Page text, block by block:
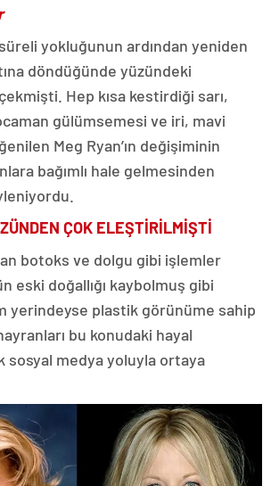
süreli yokluğunun ardından yeniden
döndüğünde yüzündeki
Hep kısa kestirdiği sarı,
gülümsemesi ve iri, mavi
Meg Ryan’ın değişiminin
bağımlı hale gelmesinden
ÇOK ELEŞTİRİLMİŞTİ
botoks ve dolgu gibi işlemler
eski doğallığı kaybolmuş gibi
yerindeyse plastik görünüme sahip
bu konudaki hayal
sosyal medya yoluyla ortaya